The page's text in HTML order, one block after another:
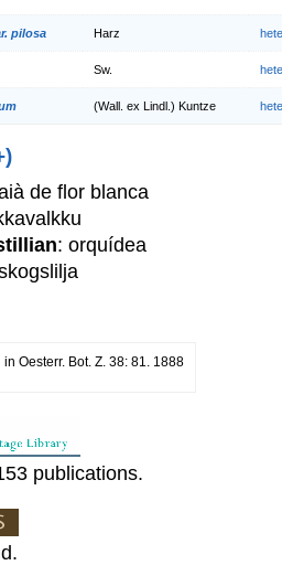
pilosa Harz
Sw.
(Wall. ex Lindl.) Kuntze
de flor blanca
: orquídea
in Oesterr. Bot. Z. 38: 81. 1888
publications.